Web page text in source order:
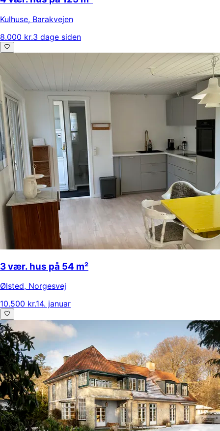
Kulhuse, Barakvejen
8.000 kr.3 dage siden
3 vær. hus på 54 m²
Ølsted, Norgesvej
10.500 kr.14. januar